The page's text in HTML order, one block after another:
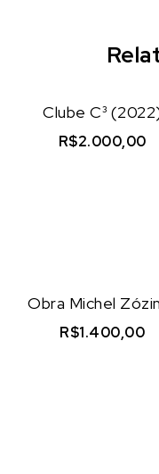
Clube C³
R$2.000,00
Obra Michel
R$1.400,00